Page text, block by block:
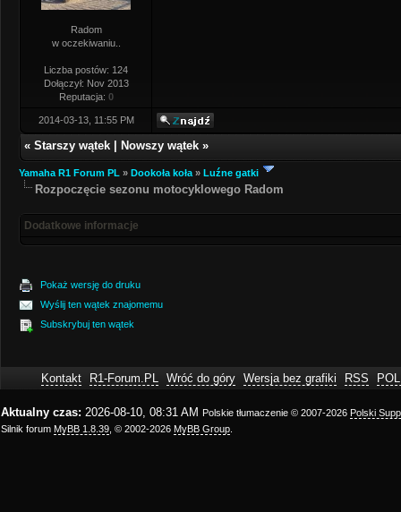
Radom
w oczekiwaniu..
Liczba postów: 124
Dołączył: Nov 2013
Reputacja: 0
2014-03-13, 11:55 PM
« Starszy wątek Nowszy wątek »
Yamaha R1 Forum PL » Dookoła koła » Luźne gatki
Rozpoczęcie sezonu motocyklowego Radom
Dodatkowe informacje
Pokaż wersję do druku
Wyślij ten wątek znajomemu
Subskrybuj ten wątek
Kontakt R1-Forum.PL Wróć do góry Wersja bez grafiki RSS
Aktualny czas: 2026-08-10, 08:31 AM Polskie tłumaczenie © 2007-2026 Polski
Silnik forum MyBB 1.8.39 , © 2002-2026 MyBB Group